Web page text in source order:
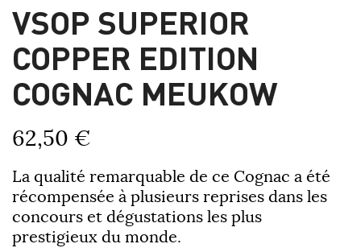
VSOP SUPERIOR
COPPER EDITION
COGNAC MEUKOW
62,50 €
La qualité remarquable de ce Cognac a été
récompensée à plusieurs reprises dans les
concours et dégustations les plus
prestigieux du monde.